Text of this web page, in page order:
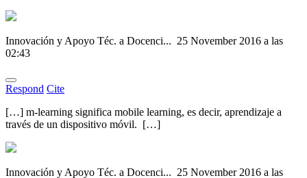
Innovación y Apoyo Téc. a Docenci... 25 November 2016 a las
02:43
Respond Cite
[…] m-learning significa mobile learning, es decir, aprendizaje a
través de un dispositivo móvil. […]
Innovación y Apoyo Téc. a Docenci... 25 November 2016 a las